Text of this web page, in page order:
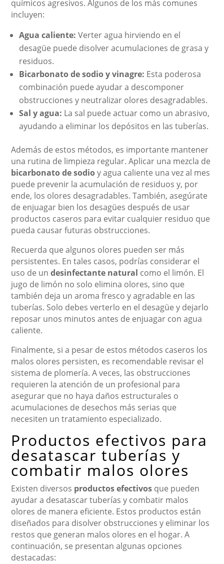
químicos agresivos. Algunos de los más comunes
incluyen:
Agua caliente: Verter agua hirviendo en el
desagüe puede disolver acumulaciones de grasa y
residuos.
Bicarbonato de sodio y vinagre: Esta poderosa
combinación puede ayudar a descomponer
obstrucciones y neutralizar olores desagradables.
Sal y agua: La sal puede actuar como un abrasivo,
ayudando a eliminar los depósitos en las tuberías.
Además de estos métodos, es importante mantener
una rutina de limpieza regular. Aplicar una mezcla de
bicarbonato de sodioy agua caliente una vez al mes
puede prevenir la acumulación de residuos y, por
ende, los olores desagradables. También, asegúrate
de enjuagar bien los desagües después de usar
productos caseros para evitar cualquier residuo que
pueda causar futuras obstrucciones.
Recuerda que algunos olores pueden ser más
persistentes. En tales casos, podrías considerar el
uso de undesinfectante natural como el limón. El
jugo de limón no solo elimina olores, sino que
también deja un aroma fresco y agradable en las
tuberías. Solo debes verterlo en el desagüe y dejarlo
reposar unos minutos antes de enjuagar con agua
caliente.
Finalmente, si a pesar de estos métodos caseros los
malos olores persisten, es recomendable revisar el
sistema de plomería. A veces, las obstrucciones
requieren la atención de un profesional para
asegurar que no haya daños estructurales o
acumulaciones de desechos más serias que
necesiten un tratamiento especializado.
Productos efectivos para
desatascar tuberías y
combatir malos olores
Existen diversos productos efectivos que pueden
ayudar a desatascar tuberías y combatir malos
olores de manera eficiente. Estos productos están
diseñados para disolver obstrucciones y eliminar los
restos que generan malos olores en el hogar. A
continuación, se presentan algunas opciones
destacadas: